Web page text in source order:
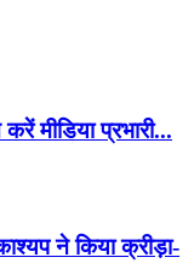
मीडिया प्रभारी...
ने किया क्रीड़ा-